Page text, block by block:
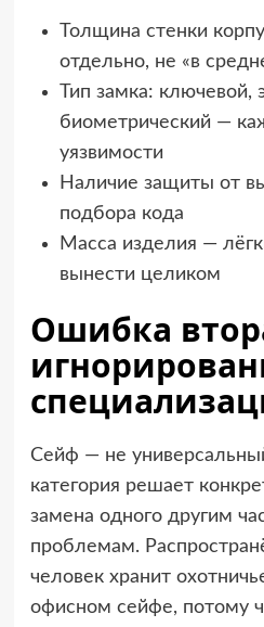
Толщина стенки
отдельно, не «в
Тип замка: ключевой,
биометрический —
уязвимости
Наличие защиты от
подбора кода
Масса изделия —
вынести целиком
Ошибка
Сейф — не
категория решает
замена одного другим
проблемам.
человек хранит
офисном сейфе, потому